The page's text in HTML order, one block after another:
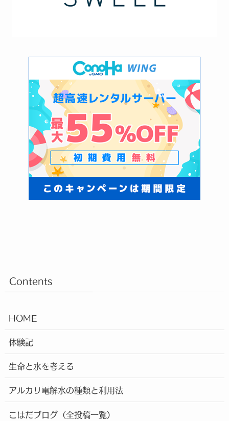
Contents
HOME
体験記
生命と水を考える
アルカリ電解水の種類と利用法
こはだブログ（全投稿一覧）